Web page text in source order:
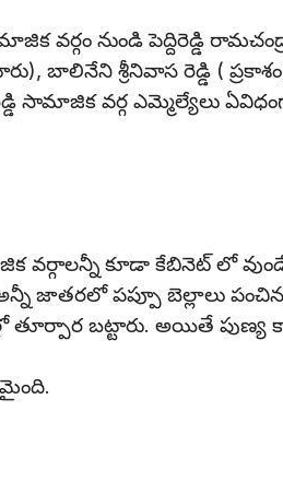
వర్గం నుండి పెద్దిరెడ్డి
బాలినేని శ్రీనివాస రెడ్డి (
సామాజిక వర్గ ఎమ్మెల్యేలు
వర్గాలన్నీ కూడా కేబినెట్ లో
జాతరలో పప్పూ బెల్లాలు
బట్టారు. అయితే